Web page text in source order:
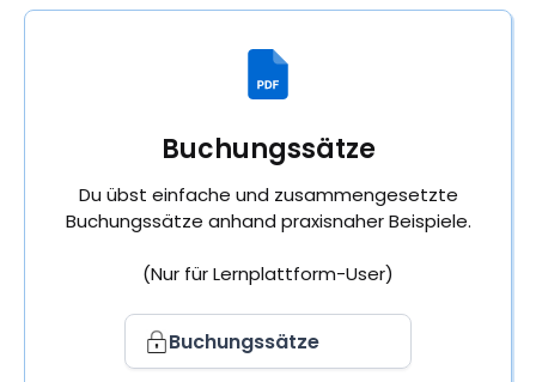
Buchungssätze
Du übst einfache und zusammengesetzte
Buchungssätze anhand praxisnaher Beispiele.
(Nur für Lernplattform-User)
Buchungssätze